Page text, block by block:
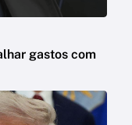
gastos com